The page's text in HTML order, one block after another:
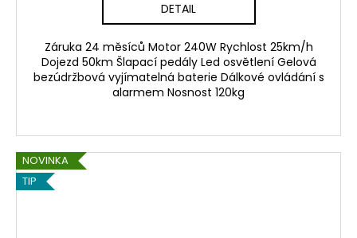
DETAIL
Záruka 24 měsíců Motor 240W Rychlost 25km/h
Dojezd 50km Šlapací pedály Led osvětlení Gelová
bezúdržbová vyjímatelná baterie Dálkové ovládání s
alarmem Nosnost 120kg
NOVINKA
TIP